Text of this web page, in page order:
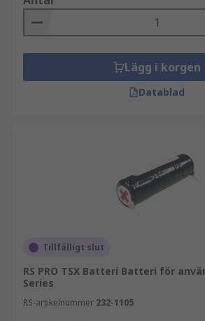
Lägg i korgen
Datablad
Tillfälligt slut
RS PRO TSX Batteri Batteri för
Series
RS-artikelnummer 232-1105